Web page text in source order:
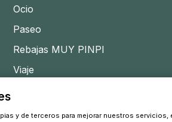
Ocio
Paseo
Rebajas MUY PINPI
Viaje
y de terceros para mejorar nuestros